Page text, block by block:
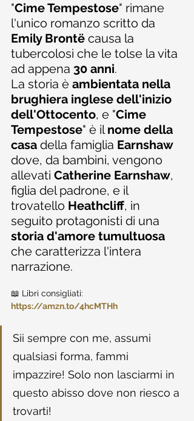
"Cime Tempestose" rimane
l'unico romanzo scritto da
Emily Brontë causa la
tubercolosi che le tolse la vita
ad appena 30 anni.
La storia è ambientata nella
brughiera inglese dell'inizio
dell'Ottocento, e "Cime
Tempestose" è il nome della
casa della famiglia Earnshaw
dove, da bambini, vengono
allevati Catherine Earnshaw,
figlia del padrone, e il
trovatello Heathcliff, in
seguito protagonisti di una
storia d'amore tumultuosa
che caratterizza l'intera
narrazione.
📖 Libri consigliati:
https://amzn.to/4hcMTHh
Sii sempre con me, assumi
qualsiasi forma, fammi
impazzire! Solo non lasciarmi in
questo abisso dove non riesco a
trovarti!